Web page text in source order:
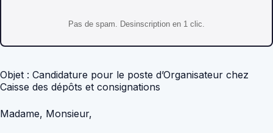
Pas de spam. Desinscription en 1 clic.
Objet : Candidature pour le poste d’Organisateur chez
Caisse des dépôts et consignations
Madame, Monsieur,